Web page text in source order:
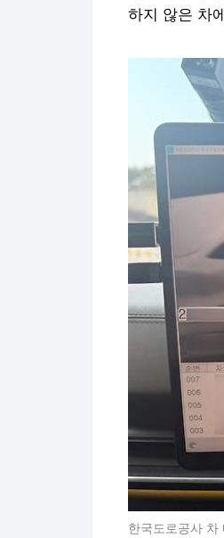
하지 않은 차
한국도로공사